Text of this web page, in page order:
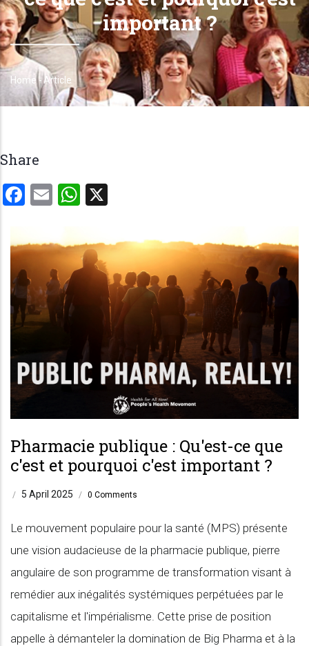
important ?
Breadcrumb
Home - Article
Share
Facebook
EmailWhatsApp
Pharmacie publique : Qu'est-ce que
c'est et pourquoi c'est important ?
/ 5 April 2025 / 0 Comments
Le mouvement populaire pour la santé (MPS) présente
une vision audacieuse de la pharmacie publique, pierre
angulaire de son programme de transformation visant à
remédier aux inégalités systémiques perpétuées par le
capitalisme et l'impérialisme. Cette prise de position
appelle à démanteler la domination de Big Pharma et à la